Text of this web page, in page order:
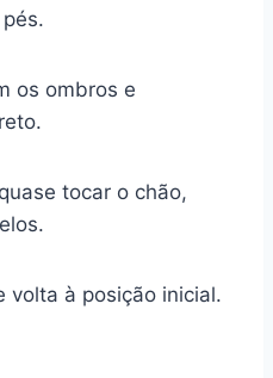
os ombros e
tocar o chão,
volta à posição inicial.